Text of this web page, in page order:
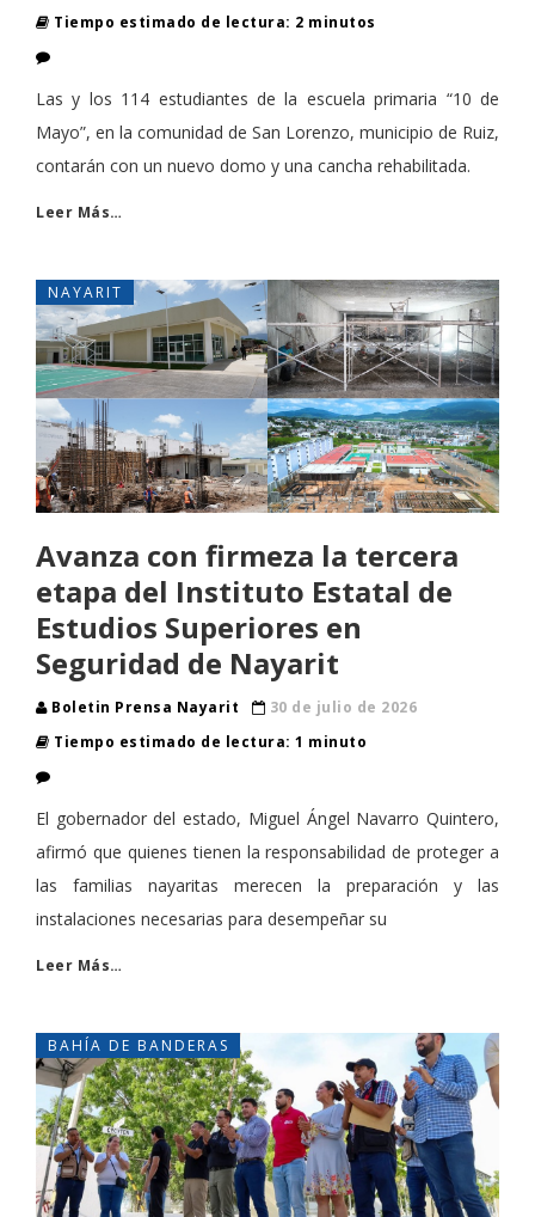
Tiempo estimado de lectura: 2 minutos
Las y los 114 estudiantes de la escuela primaria “10 de
Mayo”, en la comunidad de San Lorenzo, municipio de Ruiz,
contarán con un nuevo domo y una cancha rehabilitada.
Leer Más…
NAYARIT
Avanza con firmeza la tercera
etapa del Instituto Estatal de
Estudios Superiores en
Seguridad de Nayarit
Boletin Prensa Nayarit
30 de julio de 2026
Tiempo estimado de lectura: 1 minuto
El gobernador del estado, Miguel Ángel Navarro Quintero,
afirmó que quienes tienen la responsabilidad de proteger a
las familias nayaritas merecen la preparación y las
instalaciones necesarias para desempeñar su
Leer Más…
BAHÍA DE BANDERAS